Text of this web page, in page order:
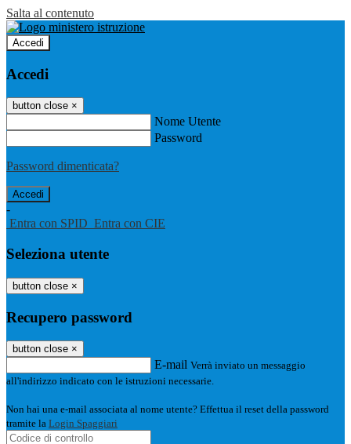
Salta al contenuto
Accedi
Accedi
button close ×
Nome Utente
Password
Password dimenticata?
-
Entra con SPID Entra con CIE
Seleziona utente
button close ×
Recupero password
button close ×
E-mail Verrà inviato un messaggio
all'indirizzo indicato con le istruzioni necessarie.
Non hai una e-mail associata al nome utente? Effettua il reset della password
tramite la Login Spaggiari